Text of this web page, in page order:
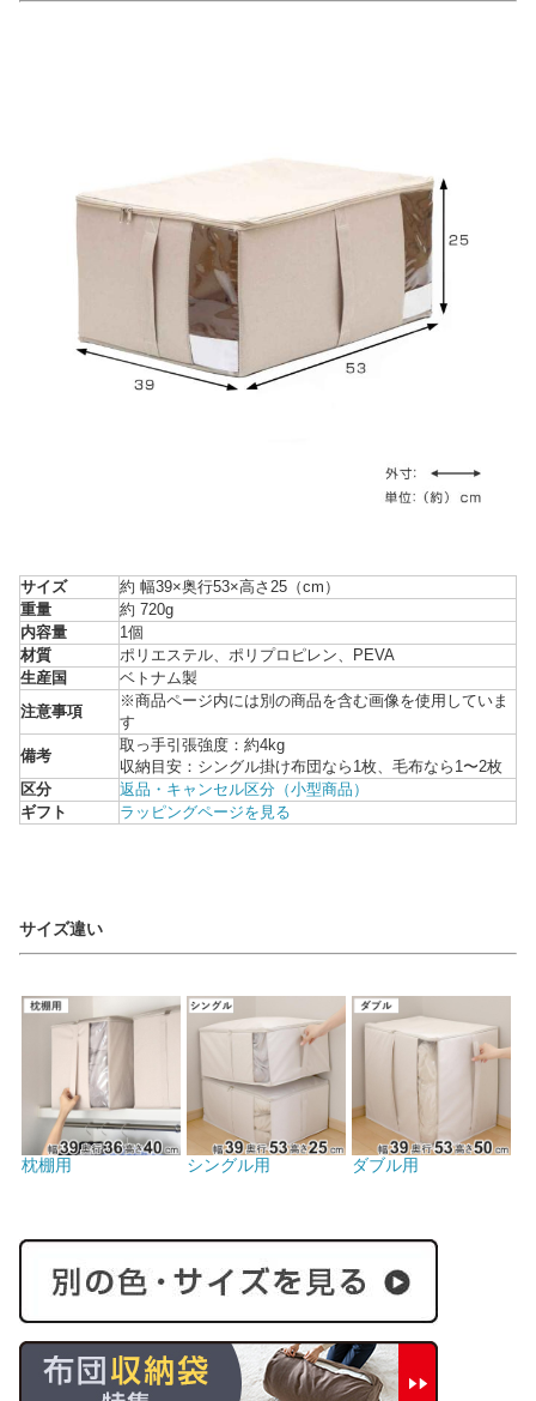
サイズ
約 幅39×奥行53×高さ25（cm）
重量
約 720g
内容量
1個
材質
ポリエステル、ポリプロピレン、PEVA
生産国
ベトナム製
注意事項
※商品ページ内には別の商品を含む画像を使用していま
す
備考
取っ手引張強度：約4kg
収納目安：シングル掛け布団なら1枚、毛布なら1〜2枚
区分
返品・キャンセル区分（小型商品）
ギフト
ラッピングページを見る
サイズ違い
枕棚用 シングル用 ダブル用